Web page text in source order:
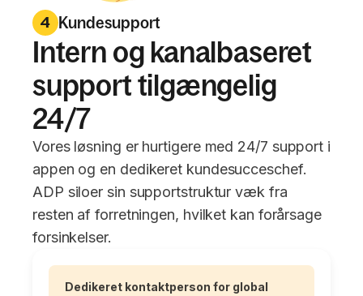
4 Kundesupport
Intern og kanalbaseret
support tilgængelig
24/7
Vores løsning er hurtigere med 24/7 support i
appen og en dedikeret kundesucceschef.
ADP siloer sin supportstruktur væk fra
resten af forretningen, hvilket kan forårsage
forsinkelser.
Dedikeret kontaktperson for global